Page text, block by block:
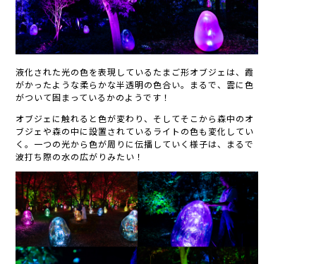
液化された光の色を表現しているたまご形オブジェは、霞
がかったような柔らかな半透明の色合い。まるで、雲に色
がついて固まっているかのようです！
オブジェに触れると色が変わり、そしてそこから森中のオ
ブジェや森の中に設置されているライトの色も変化してい
く。一つの光から色が周りに伝播していく様子は、まるで
波打ち際の水の広がりみたい！